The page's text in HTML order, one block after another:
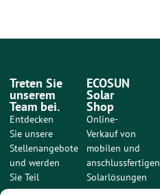
Treten Sie
unserem
Team bei.
Entdecken
Sie unsere
Stellenangebote
und werden
Sie Teil
unseres
ECOSUN
Solar
Shop
Online-
Verkauf von
mobilen und
anschlussfertigen
Solarlösungen